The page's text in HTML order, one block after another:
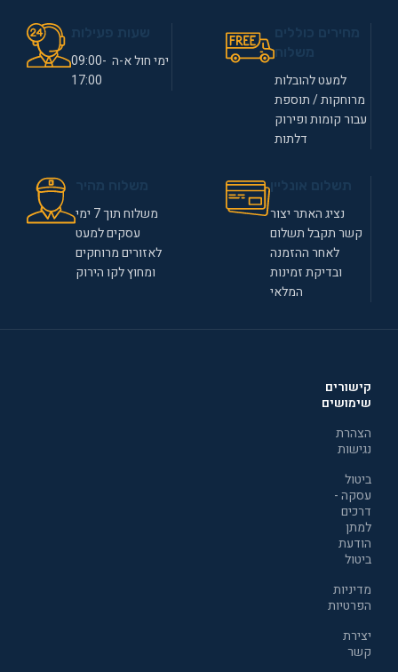
למעט להובלות
מרוחקות / תוספת
עבור קומות ופירוק
דלתות
ימי חול א-ה 09:00-
17:00
נציג האתר יצור
קשר תקבל תשלום
לאחר ההזמנה
ובדיקת זמינות
המלאי
משלוח תוך 7 ימי
עסקים למעט
לאזורים מרוחקים
ומחוץ לקו הירוק
קישורים
שימושים
הצהרת
נגישות
ביטול
עסקה -
דרכים
למתן
הודעת
ביטול
מדיניות
הפרטיות
יצירת
קשר